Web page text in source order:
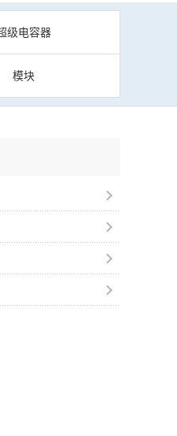
级电容器
模块